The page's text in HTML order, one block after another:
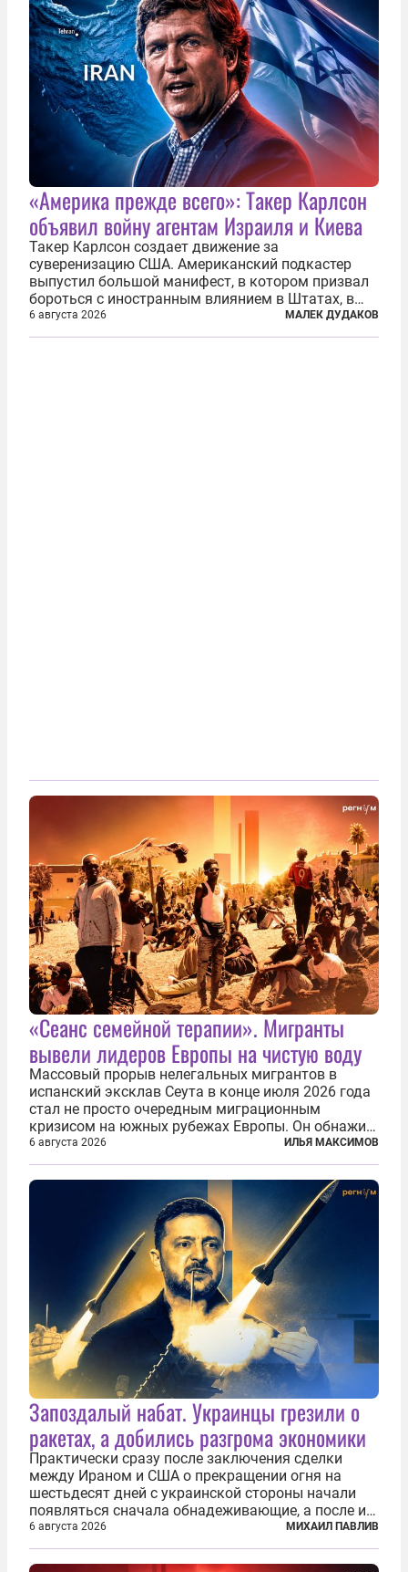
«Америка прежде всего»: Такер Карлсон
объявил войну агентам Израиля и Киева
Такер Карлсон создает движение за
суверенизацию США. Американский подкастер
выпустил большой манифест, в котором призвал
бороться с иностранным влиянием в Штатах, в
первую очередь имея в виду Израиль. А также
прекратить заморские войны, выплатить
6 августа 2026 МАЛЕК ДУДАКОВ
«Сеанс семейной терапии». Мигранты
вывели лидеров Европы на чистую воду
Массовый прорыв нелегальных мигрантов в
испанский эксклав Сеута в конце июля 2026 года
стал не просто очередным миграционным
кризисом на южных рубежах Европы. Он обнажил
фундаментальный раскол внутри Евросоюза,
продемонстрировав, что десятилетиями
выстраивавшаяся миграционная политика ЕС
6 августа 2026 ИЛЬЯ МАКСИМОВ
Запоздалый набат. Украинцы грезили о
ракетах, а добились разгрома экономики
Практически сразу после заключения сделки
между Ираном и США о прекращении огня на
шестьдесят дней с украинской стороны начали
появляться сначала обнадеживающие, а после и
вовсе бравурные заявления про некий «перелом»
в войне. Вероятно, в сознании первых лиц
киевского режима и стоящих за ними...
6 августа 2026 МИХАИЛ ПАВЛИВ